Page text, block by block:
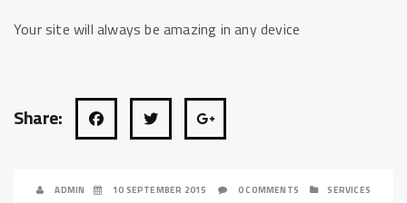
Your site will always be amazing in any device
Share:
ADMIN 10 SEPTEMBER 2015 0 COMMENTS SERVICES